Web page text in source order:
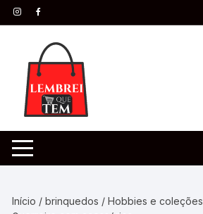
Início /brinquedos /Hobbies e coleções